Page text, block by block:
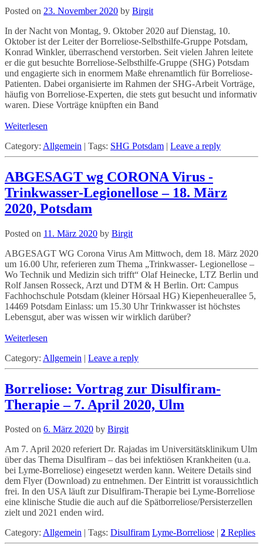
Posted on 23. November 2020 by Birgit
In der Nacht von Montag, 9. Oktober 2020 auf Dienstag, 10.
Oktober ist der Leiter der Borreliose-Selbsthilfe-Gruppe Potsdam,
Konrad Winkler, überraschend verstorben. Seit vielen Jahren leitete
er die gut besuchte Borreliose-Selbsthilfe-Gruppe (SHG) Potsdam
und engagierte sich in enormem Maße ehrenamtlich für Borreliose-
Patienten. Dabei organisierte im Rahmen der SHG-Arbeit Vorträge,
häufig von Borreliose-Experten, die stets gut besucht und informativ
waren. Diese Vorträge knüpften ein Band
Weiterlesen
Category: Allgemein | Tags: SHG Potsdam | Leave a reply
ABGESAGT wg CORONA Virus -
Trinkwasser-Legionellose – 18. März
2020, Potsdam
Posted on 11. März 2020 by Birgit
ABGESAGT WG Corona Virus Am Mittwoch, dem 18. März 2020
um 16.00 Uhr, referieren zum Thema „Trinkwasser- Legionellose –
Wo Technik und Medizin sich trifft“ Olaf Heinecke, LTZ Berlin und
Rolf Jansen Rosseck, Arzt und DTM & H Berlin. Ort: Campus
Fachhochschule Potsdam (kleiner Hörsaal HG) Kiepenheuerallee 5,
14469 Potsdam Einlass: um 15.30 Uhr Trinkwasser ist höchstes
Lebensgut, aber was wissen wir wirklich darüber?
Weiterlesen
Category: Allgemein | Leave a reply
Borreliose: Vortrag zur Disulfiram-
Therapie – 7. April 2020, Ulm
Posted on 6. März 2020 by Birgit
Am 7. April 2020 referiert Dr. Rajadas im Universitätsklinikum Ulm
über das Thema Disulfiram – das bei infektiösen Krankheiten (u.a.
bei Lyme-Borreliose) eingesetzt werden kann. Weitere Details sind
dem Flyer (Download) zu entnehmen. Der Eintritt ist voraussichtlich
frei. In den USA läuft zur Disulfiram-Therapie bei Lyme-Borreliose
eine klinische Studie die auch auf die Spätborreliose/Persisterzellen
zielt und 2021 enden wird.
Category: Allgemein | Tags: Disulfiram Lyme-Borreliose | 2 Replies